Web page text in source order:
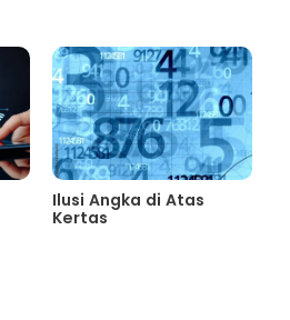
Ilusi Angka di Atas
Kertas